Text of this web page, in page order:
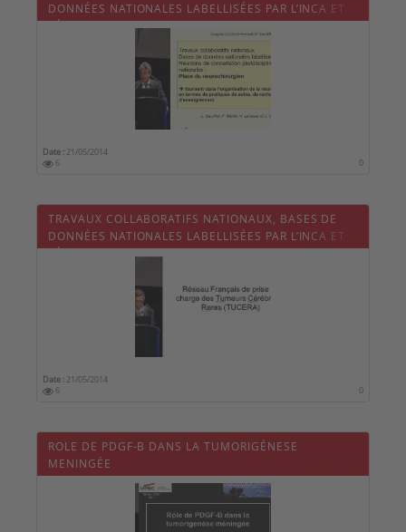
DONNÉES NATIONALES LABELLISÉES PAR L’INCA ET
RÉUNIONS DE CONCERTATION PLURIDISCIPLINAIRE
Date : 21/05/2014
6
0
TRAVAUX COLLABORATIFS NATIONAUX, BASES DE
DONNÉES NATIONALES LABELLISÉES PAR L’INCA ET
RÉUNIONS DE CONCERTATION PLURIDISCIPLINAIRE
Date : 21/05/2014
6
0
ROLE DE PDGF-B DANS LA TUMORIGÉNESE
MENINGÉE